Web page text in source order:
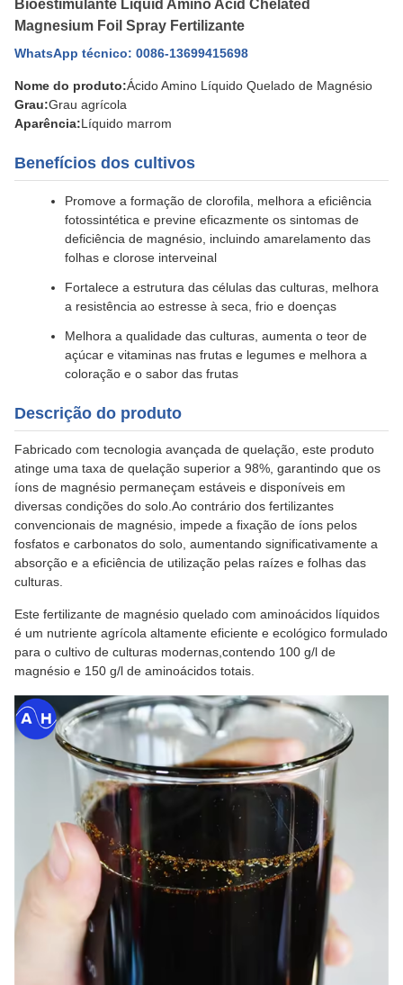
Bioestimulante Liquid Amino Acid Chelated
Magnesium Foil Spray Fertilizante
WhatsApp técnico: 0086-13699415698
Nome do produto:Ácido Amino Líquido Quelado de Magnésio
Grau:Grau agrícola
Aparência:Líquido marrom
Benefícios dos cultivos
Promove a formação de clorofila, melhora a eficiência
fotossintética e previne eficazmente os sintomas de
deficiência de magnésio, incluindo amarelamento das
folhas e clorose interveinal
Fortalece a estrutura das células das culturas, melhora
a resistência ao estresse à seca, frio e doenças
Melhora a qualidade das culturas, aumenta o teor de
açúcar e vitaminas nas frutas e legumes e melhora a
coloração e o sabor das frutas
Descrição do produto
Fabricado com tecnologia avançada de quelação, este produto
atinge uma taxa de quelação superior a 98%, garantindo que os
íons de magnésio permaneçam estáveis e disponíveis em
diversas condições do solo.Ao contrário dos fertilizantes
convencionais de magnésio, impede a fixação de íons pelos
fosfatos e carbonatos do solo, aumentando significativamente a
absorção e a eficiência de utilização pelas raízes e folhas das
culturas.
Este fertilizante de magnésio quelado com aminoácidos líquidos
é um nutriente agrícola altamente eficiente e ecológico formulado
para o cultivo de culturas modernas,contendo 100 g/l de
magnésio e 150 g/l de aminoácidos totais.